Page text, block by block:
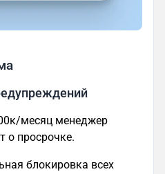
месяц менеджер
о просрочке.
блокировка всех